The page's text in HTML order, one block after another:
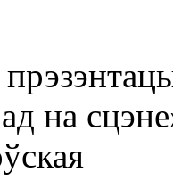
на